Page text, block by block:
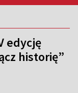
edycję
historię”